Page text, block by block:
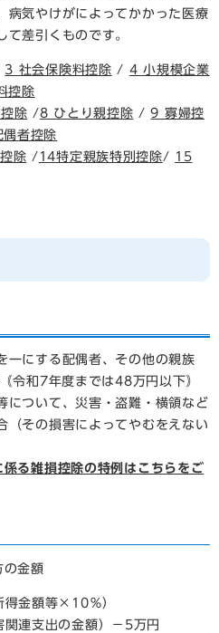
病気やけがによってかかった医療
て差引くものです。
3 社会保険料控除 / 4 小規模企業
控除
除 /8 ひとり親控除 /9 寡婦控
者控除
除 / 14特定親族特別控除/
15
一にする配偶者、その他の親族
令和7年度までは48万円以下｠
について、災害・盗難・横領など
（その損害によってやむをえない
る雑損控除の特例はこちらをご
の金額
得金額等×10％）
関連支出の金額）－5万円